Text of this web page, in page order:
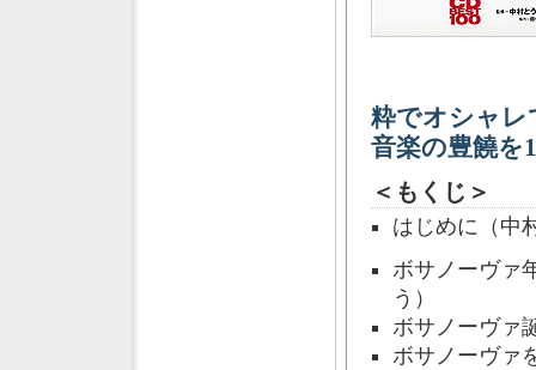
粋でオシャレ
音楽の豊饒を
＜もくじ＞
はじめに（中
ボサノーヴァ
う）
ボサノーヴァ
ボサノーヴァ